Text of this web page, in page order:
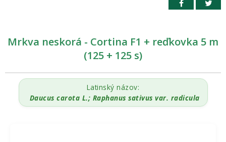
Mrkva neskorá - Cortina F1 + reďkovka 5 m
(125 + 125 s)
Latinský názov:
Daucus carota L.; Raphanus sativus var. radicula